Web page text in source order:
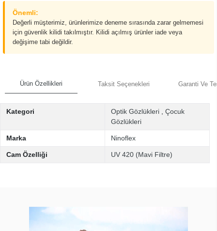
Önemli:
Değerli müşterimiz, ürünlerimize deneme sırasında zarar gelmemesi
için güvenlik kilidi takılmıştır. Kilidi açılmış ürünler iade veya
değişime tabi değildir.
Ürün Özellikleri Taksit Seçenekleri Garanti Ve
Kategori Optik Gözlükleri
Çocuk
Gözlükleri
Marka Ninoflex
Cam Özelliği UV 420 (Mavi Filtre)